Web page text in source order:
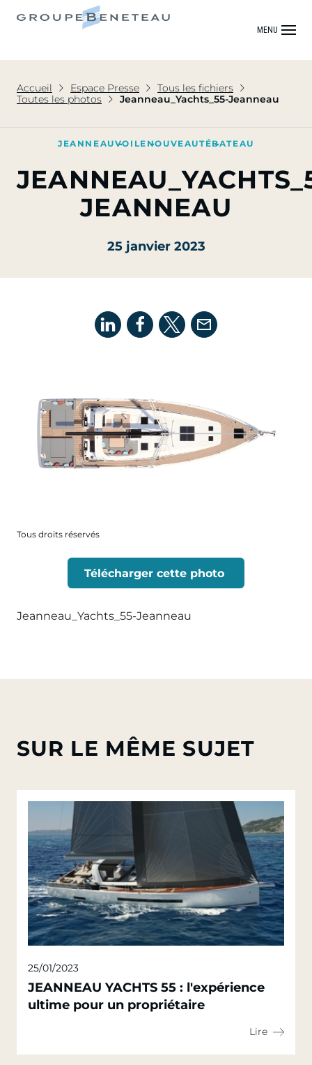
MENU
Accueil Espace Presse
Tous les fichiers
Toutes les photos
Jeanneau_Yachts_55-Jeanneau
JEANNEAUVOILE NOUVEAUTÉBATEAU
JEANNEAU
25 janvier 2023
Tous droits réservés
Télécharger cette photo
Jeanneau_Yachts_55-Jeanneau
SUR LE MÊME SUJET
25/01/2023
JEANNEAU YACHTS 55 : l'expérience
ultime pour un propriétaire
Lire